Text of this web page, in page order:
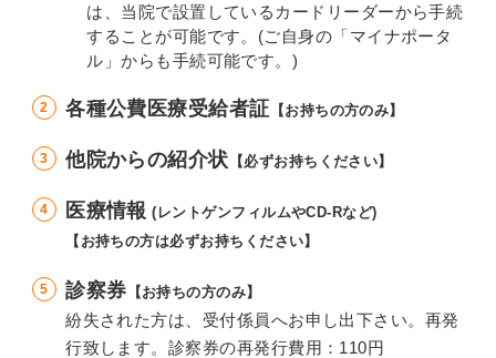
は、当院で設置しているカードリーダーから手続
することが可能です。(ご自身の「マイナポータ
ル」からも手続可能です。)
各種公費医療受給者証 【お持ちの方のみ】
他院からの紹介状 【必ずお持ちください】
医療情報 (レントゲンフィルムやCD-Rなど)
【お持ちの方は必ずお持ちください】
診察券 【お持ちの方のみ】
紛失された方は、受付係員へお申し出下さい。再発
行致します。診察券の再発行費用：110円